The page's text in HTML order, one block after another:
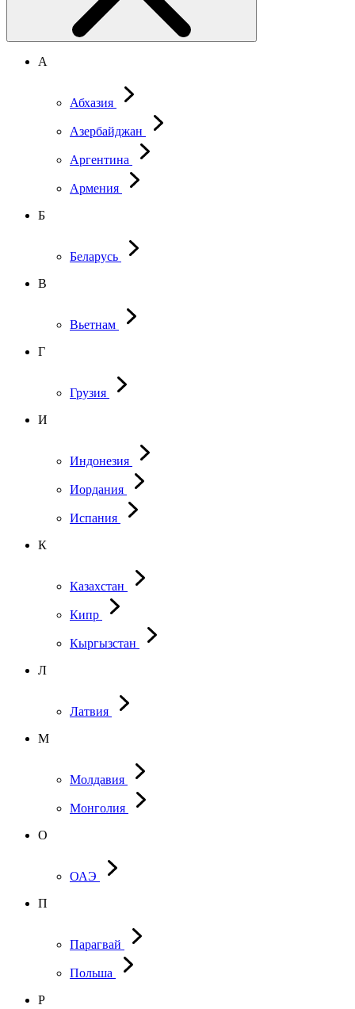
А
Абхазия
Азербайджан
Аргентина
Армения
Б
Беларусь
В
Вьетнам
Г
Грузия
И
Индонезия
Иордания
Испания
К
Казахстан
Кипр
Кыргызстан
Л
Латвия
М
Молдавия
Монголия
О
ОАЭ
П
Парагвай
Польша
Р